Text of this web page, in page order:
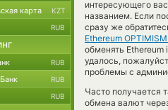
интересующего
названием. Если
сразу же
Ethereum
обменять
удалось,
проблемы с
Часто получается
обмена валют
карта KZT
RUB
RUB
RUB
RUB